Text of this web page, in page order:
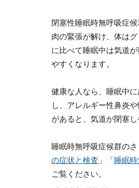
閉塞性睡眠時無呼吸症
肉の緊張が解け、体は
に比べて睡眠中は気道
やすくなります。
健康な人なら、睡眠中
し、アレルギー性鼻炎
があると、気道が閉塞
睡眠時無呼吸症候群の
の症状と検査 」「 睡眠
ご覧ください。